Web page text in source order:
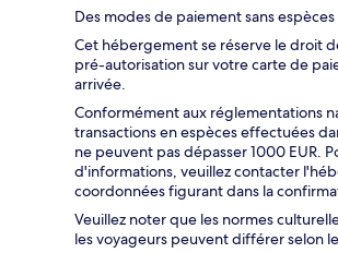
Des modes de paiement sans
Cet hébergement se réserve le droit
pré-autorisation sur votre carte de
arrivée.
Conformément aux réglementations
transactions en espèces effectuées
ne peuvent pas dépasser 1000 EUR.
d'informations, veuillez contacter
coordonnées figurant dans la
Veuillez noter que les normes
les voyageurs peuvent différer selon